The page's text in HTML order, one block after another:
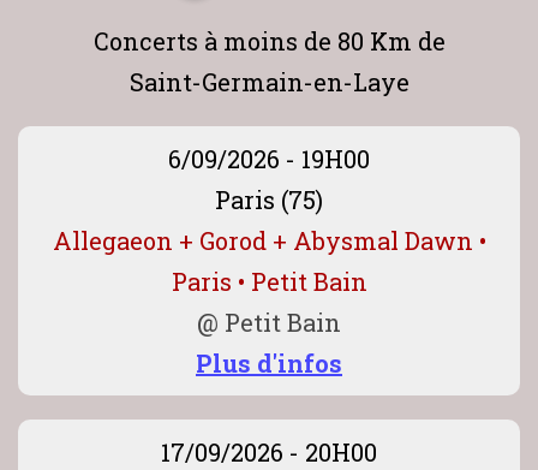
Concerts à moins de 80 Km de
Saint-Germain-en-Laye
6/09/2026 - 19H00
Paris (75)
Allegaeon + Gorod + Abysmal Dawn •
Paris • Petit Bain
@ Petit Bain
Plus d'infos
17/09/2026 - 20H00